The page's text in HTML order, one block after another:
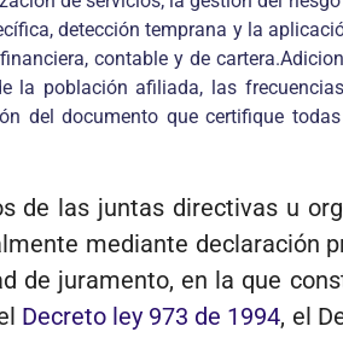
detección temprana y la
contable y de
la población afiliada, las
del documento que certifique
de las juntas directivas u
mediante declaración
de juramento, en la que
Decreto ley 973 de 1994, el